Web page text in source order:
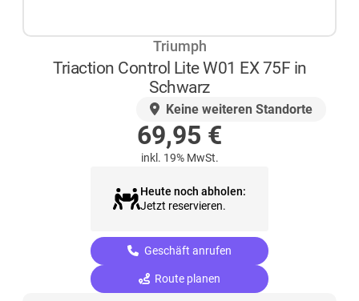
Triumph
Triaction Control Lite W01 EX 75F in
Schwarz
Keine weiteren Standorte
69,95 €
inkl. 19% MwSt.
Heute noch abholen:
Jetzt reservieren.
Geschäft anrufen
Route planen